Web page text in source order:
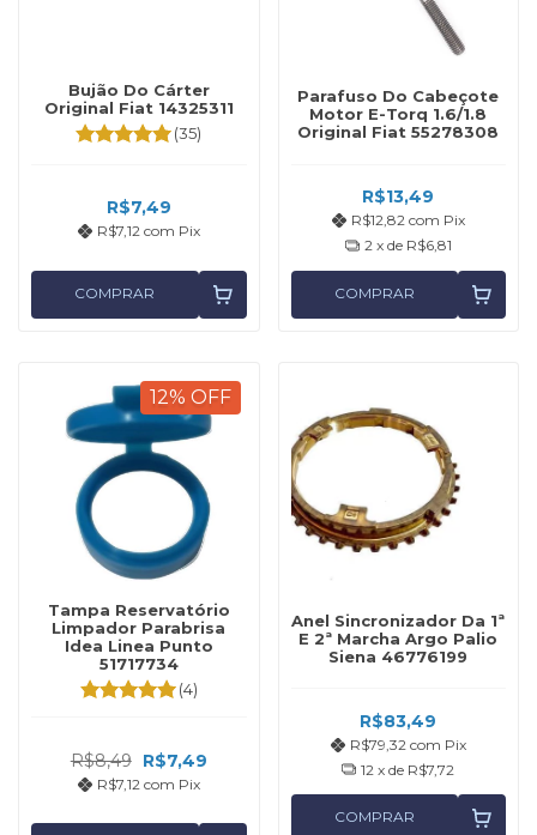
Bujão Do Cárter
Original Fiat 14325311
(35)
R$7,49
R$7,12 com Pix
COMPRAR
Parafuso Do Cabeçote
Motor E-Torq 1.6/1.8
Original Fiat 55278308
R$13,49
R$12,82 com Pix
2 x de R$6,81
COMPRAR
12% OFF
Tampa Reservatório
Limpador Parabrisa
Idea Linea Punto
51717734
(4)
R$8,49 R$7,49
R$7,12 com Pix
Anel Sincronizador Da 1ª
E 2ª Marcha Argo Palio
Siena 46776199
R$83,49
R$79,32 com Pix
12 x de R$7,72
COMPRAR